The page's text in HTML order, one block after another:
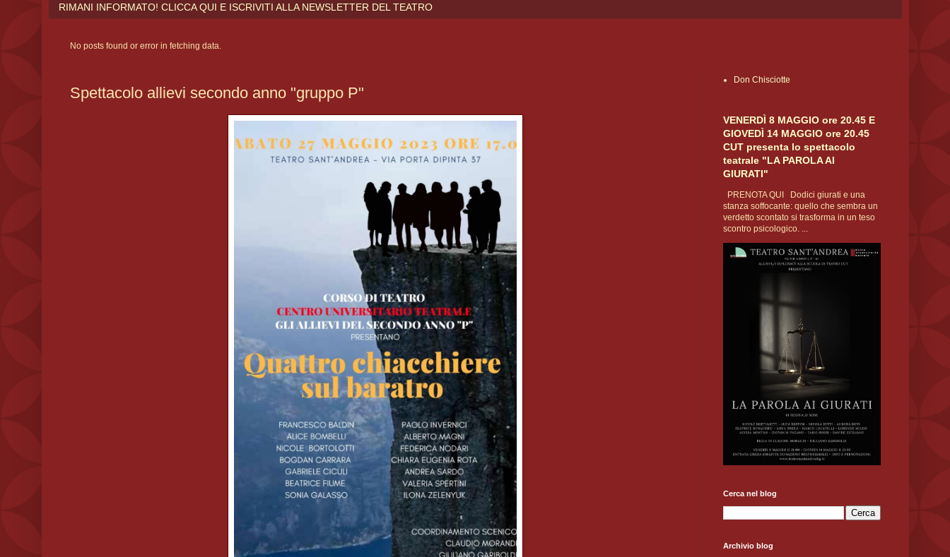
RIMANI INFORMATO! CLICCA QUI E ISCRIVITI ALLA NEWSLETTER DEL TEATRO
No posts found or error in fetching data.
Spettacolo allievi secondo anno "gruppo P"
Don Chisciotte
VENERDÌ 8 MAGGIO ore 20.45 E
GIOVEDÌ 14 MAGGIO ore 20.45
CUT presenta lo spettacolo
teatrale "LA PAROLA AI
GIURATI"
PRENOTA QUI Dodici giurati e una
stanza soffocante: quello che sembra un
verdetto scontato si trasforma in un teso
scontro psicologico. ...
Cerca nel blog
Archivio blog